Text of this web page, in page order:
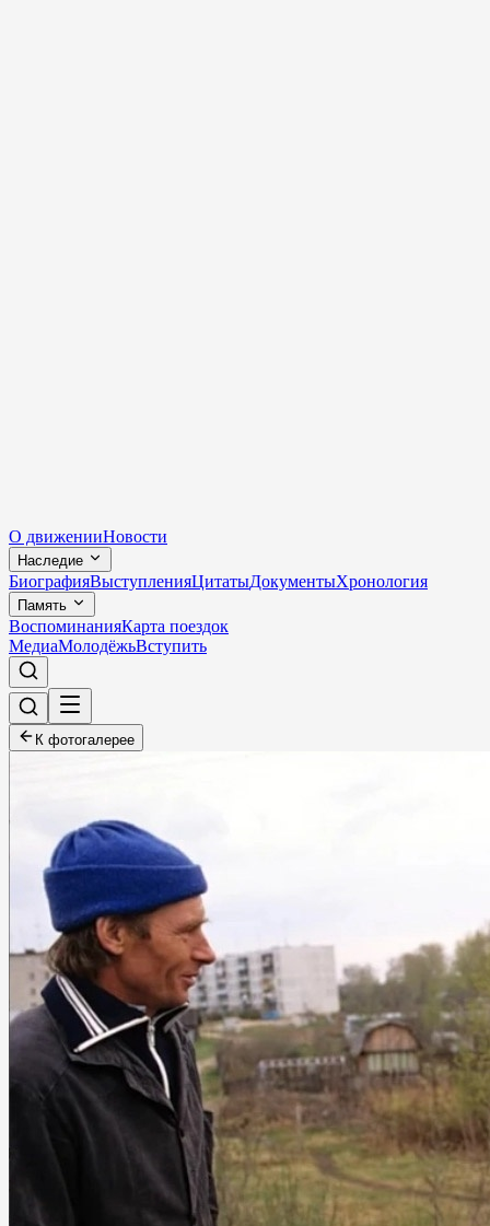
О движенииНовости
Наследие
БиографияВыступленияЦитатыДокументыХронология
Память
ВоспоминанияКарта поездок
МедиаМолодёжьВступить
К фотогалерее